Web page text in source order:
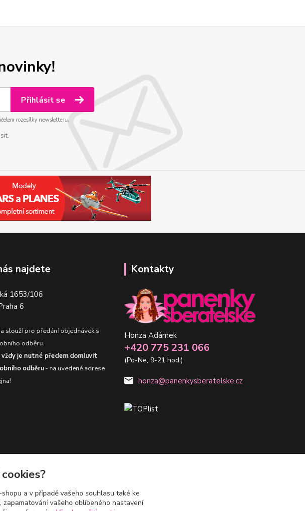
Přihlásit se
rozesílky newsletteru.
najdete
1653/106
6
slouží pro předání objednávek s
odběru.
vždy je nutné předem domluvit
odběru - na uvedené adrese
Kontakty
Honza Adámek
+420 775 231 066
(Po-Ne, 9-21 hod.)
honza@panenkysberatelske.cz
a v případě vašeho souhlasu také ke
vašeho oblíbeného nastavení